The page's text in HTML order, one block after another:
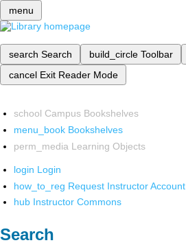
menu
search Search build_circle Toolbar
cancel Exit Reader Mode
school Campus Bookshelves
menu_book Bookshelves
perm_media Learning Objects
login Login
how_to_reg Request Instructor Account
hub Instructor Commons
Search